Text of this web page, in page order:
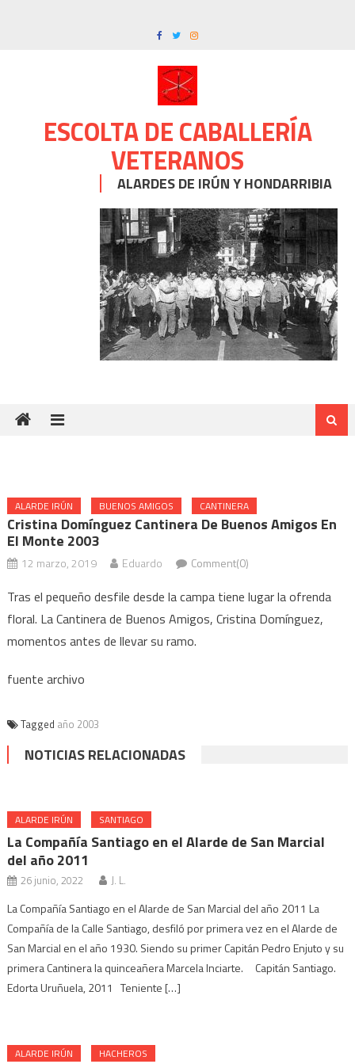
ESCOLTA DE CABALLERÍA
VETERANOS
ALARDES DE IRÚN Y HONDARRIBIA
ALARDE IRÚN BUENOS AMIGOS CANTINERA
Cristina Domínguez Cantinera De Buenos Amigos En
El Monte 2003
12 marzo, 2019 Eduardo Comment(0)
Tras el pequeño desfile desde la campa tiene lugar la ofrenda
floral. La Cantinera de Buenos Amigos, Cristina Domínguez,
momentos antes de llevar su ramo.
fuente archivo
Tagged año 2003
NOTICIAS RELACIONADAS
ALARDE IRÚN SANTIAGO
La Compañía Santiago en el Alarde de San Marcial
del año 2011
26 junio, 2022 J. L.
La Compañía Santiago en el Alarde de San Marcial del año 2011 La
Compañía de la Calle Santiago, desfiló por primera vez en el Alarde de
San Marcial en el año 1930. Siendo su primer Capitán Pedro Enjuto y su
primera Cantinera la quinceañera Marcela Inciarte. Capitán Santiago.
Edorta Uruñuela, 2011 Teniente […]
ALARDE IRÚN HACHEROS